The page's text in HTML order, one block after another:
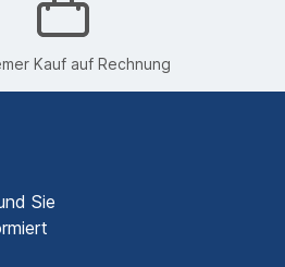
Kauf auf Rechnung
Sie